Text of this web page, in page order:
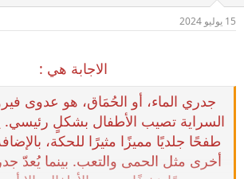
15 يوليو 2024
الاجابة هي :
جدري الماء، أو الحُمَاق، هو عدوى
السراية تصيب الأطفال بشكلٍ
طفحًا جلديًا مميزًا مثيرًا للحكة،
أخرى مثل الحمى والتعب. بينما يُعدّ